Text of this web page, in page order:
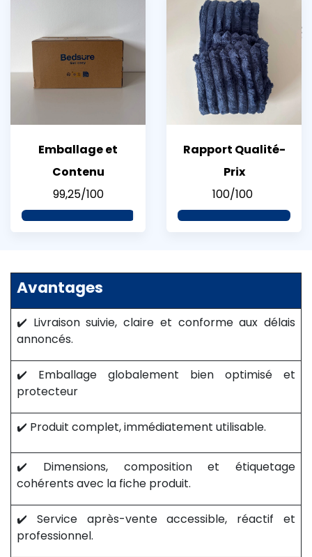
Rapport Qualité-
Prix
100/100
Emballage et
Contenu
99,25/100
Avantages
✔️ Livraison suivie, claire et conforme aux délais
annoncés.
✔️ Emballage globalement bien optimisé et
protecteur
✔️ Produit complet, immédiatement utilisable.
✔️ Dimensions, composition et étiquetage
cohérents avec la fiche produit.
✔️ Service après-vente accessible, réactif et
professionnel.